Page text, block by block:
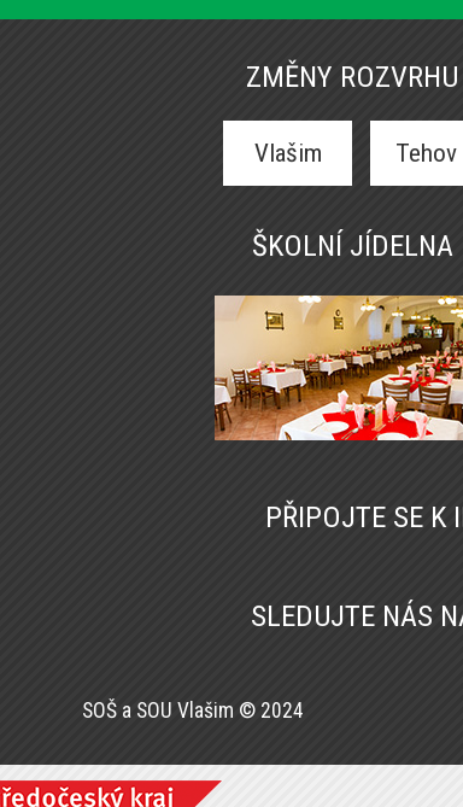
ZMĚNY ROZVRHU
Vlašim Tehov
ŠKOLNÍ JÍDELNA
PŘIPOJTE SE K
SLEDUJTE NÁS
SOŠ a SOU Vlašim © 2024